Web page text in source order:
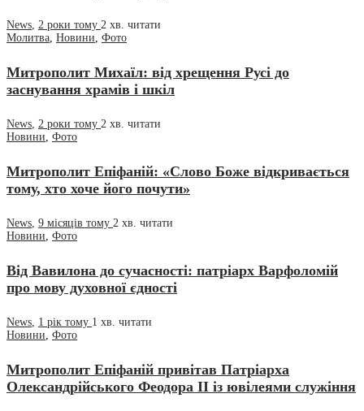
News, 2 роки тому 2 хв. читати
Молитва, Новини, Фото
Митрополит Михаїл: від хрещення Русі до
заснування храмів і шкіл
News, 2 роки тому 2 хв. читати
Новини, Фото
Митрополит Епіфаній: «Слово Боже відкривається
тому, хто хоче його почути»
News 9 місяців тому 2 хв. читати
Новини Фото
Від Вавилона до сучасності: патріарх Варфоломій
про мову духовної єдності
News 1 рік тому 1 хв. читати
Новини Фото
Митрополит Епіфаній привітав Патріарха
Олександрійського Феодора II із ювілеями служіння